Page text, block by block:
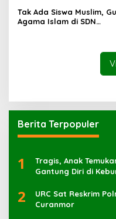
Tak Ada Siswa Muslim,
Agama Islam di SDN
Berita Terpopuler
1
Tragis, Anak
Gantung Diri di
2
URC Sat Reskrim